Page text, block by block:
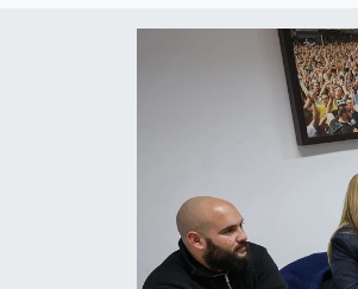
KKTC YEREL SEÇİM 2018
Kültür Sanat